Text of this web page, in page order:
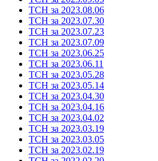
ТСН за 2023.08.06
ТСН за 2023.07.30
ТСН за 2023.07.23
ТСН за 2023.07.09
ТСН за 2023.06.25
ТСН за 2023.06.11
ТСН за 2023.05.28
ТСН за 2023.05.14
ТСН за 2023.04.30
ТСН за 2023.04.16
ТСН за 2023.04.02
ТСН за 2023.03.19
ТСН за 2023.03.05
ТСН за 2023.02.19